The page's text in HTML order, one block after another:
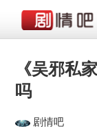
《吴邪私
吗
剧情吧